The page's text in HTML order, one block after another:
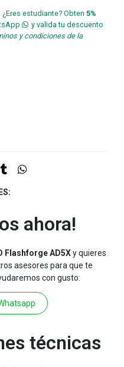
¿Eres estudiante? Obten 5%
y valida tu descuento
y condiciones de la
ahora!
Flashforge AD5Xy quieres
asesores para que te
con gusto:
técnicas